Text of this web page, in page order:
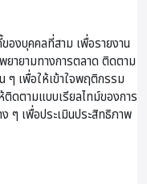
งบุคคลที่สาม เพื่อรายงาน
ยายามทางการตลาด ติดตาม
ๆ เพื่อให้เข้าใจพฤติกรรม
ดตามแบบเรียลไทม์ของการ
ๆ เพื่อประเมินประสิทธิภาพ